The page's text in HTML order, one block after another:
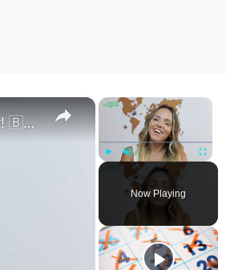
×
Unmute
Now Playing
×
5 Destinos Baratos no Brasil Para Conhecer e Amar! 🇧🇷✨